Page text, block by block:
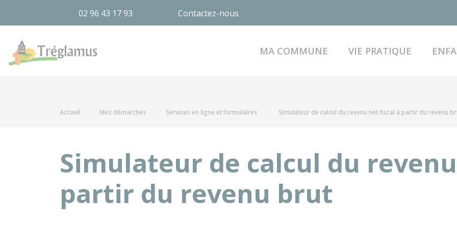
02 96 43 17 93 Contactez-nous
MA COMMUNE VIE PRATIQUE
Accueil Mes démarches Services en ligne et formulaires Simulateur de calcul du revenu net fiscal à partir du revenu
Simulateur de calcul du
partir du revenu brut